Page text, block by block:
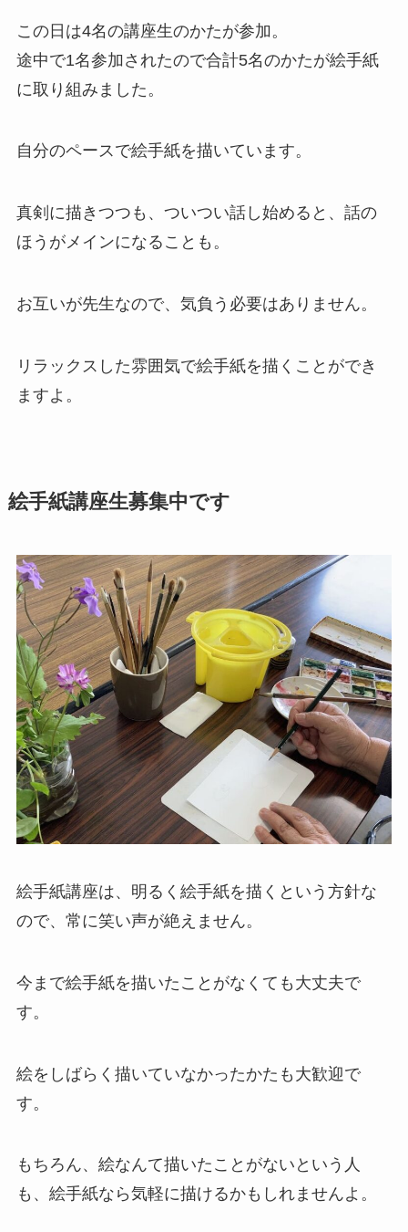
この日は4名の講座生のかたが参加。
途中で1名参加されたので合計5名のかたが絵手紙
に取り組みました。
自分のペースで絵手紙を描いています。
真剣に描きつつも、ついつい話し始めると、話の
ほうがメインになることも。
お互いが先生なので、気負う必要はありません。
リラックスした雰囲気で絵手紙を描くことができ
ますよ。
絵手紙講座生募集中です
絵手紙講座は、明るく絵手紙を描くという方針な
ので、常に笑い声が絶えません。
今まで絵手紙を描いたことがなくても大丈夫で
す。
絵をしばらく描いていなかったかたも大歓迎で
す。
もちろん、絵なんて描いたことがないという人
も、絵手紙なら気軽に描けるかもしれませんよ。